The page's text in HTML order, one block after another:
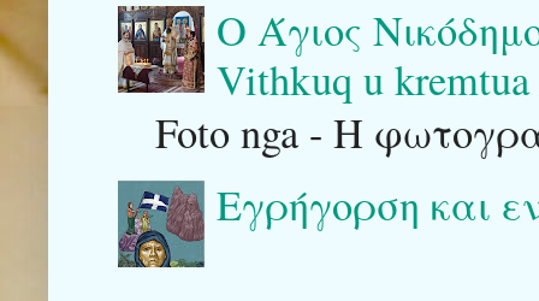
Ο Άγιος
Vithkuq u
Foto nga - Η
Εγρήγορση και